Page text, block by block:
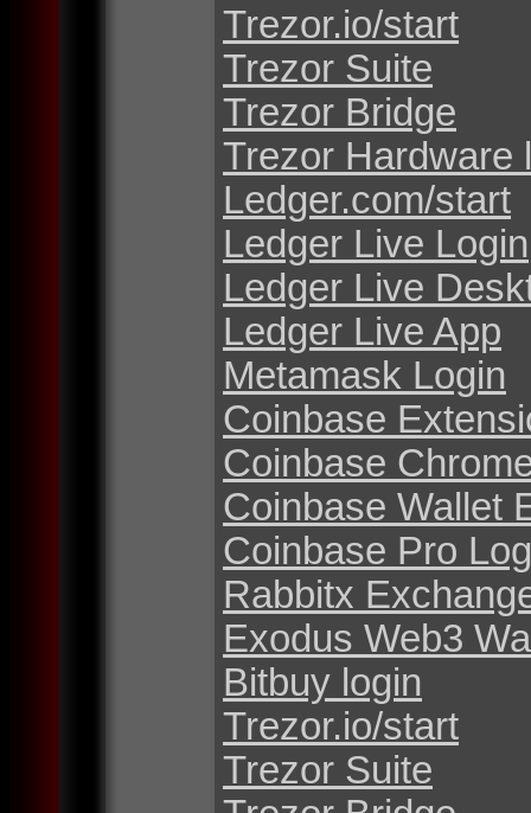
Trezor.io/start
Trezor Suite
Trezor Bridge
Trezor Hardware
Ledger.com/start
Ledger Live Login
Ledger Live
Ledger Live App
Metamask Login
Coinbase
Coinbase
Coinbase Wallet
Coinbase Pro
Rabbitx
Exodus Web3
Bitbuy login
Trezor.io/start
Trezor Suite